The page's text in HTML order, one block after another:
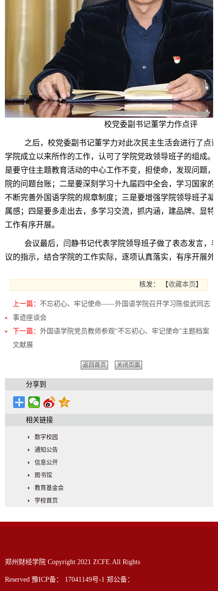
校党委副书记董学力作点评
之后，校党委副书记董学力对此次民主生活会进行了点
学院成立以来所作的工作，认可了学院党政领导班子的组成
是要守住主题教育活动的中心工作不变，担使命，发现问题
院的问题台账；二是要深刻学习十九届四中全会，学习国家
不断完善外国语学院的规章制度；三是要增强学院领导班子
属感；四是要多走出去，多学习交流，抓内涵，建品牌、显
工作有序开展。
会议最后，闫静书记代表学院领导班子做了表态发言，
议的指示，结合学院的工作实际，逐项认真落实，有序开展
核发： 【收藏本页 】
上一篇： 不忘初心、牢记使命——外国语学院召开学习陈俊武同志
事迹座谈会
下一篇： 外国语学院党员教师参观“不忘初心、牢记使命”主题档案
文献展
返回首页 关闭页面
分享到
相关链接
数字校园
通知公告
信息公开
图书馆
教育基金会
学校首页
郑州财经学院 Copyright 2021 ZCFE.All Rights
Reserved 豫ICP备： 17041149号-1 郑公备：